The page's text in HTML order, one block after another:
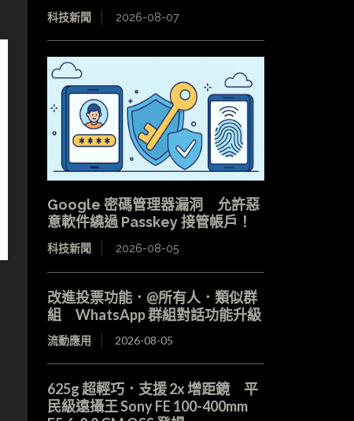
科技新聞 2026-08-07
Google 密碼管理器漏洞 允許惡
意軟件繞過 Passkey 接管帳戶！
科技新聞 2026-08-05
改進投票功能．@所有人．類似群
組 WhatsApp 群組對話功能升級
流動應用 2026-08-05
625g 超輕巧．支援 2x 增距鏡 平
民級遠攝王 Sony FE 100-400mm